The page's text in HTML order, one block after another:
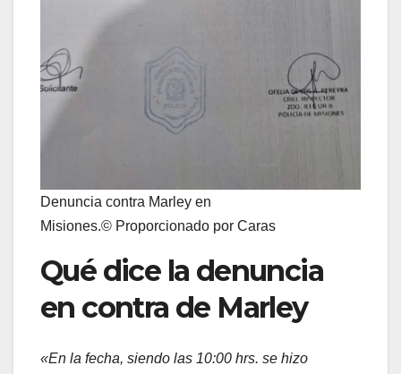
Denuncia contra Marley en
Misiones.© Proporcionado por Caras
Qué dice la denuncia
en contra de Marley
«En la fecha, siendo las 10:00 hrs. se hizo